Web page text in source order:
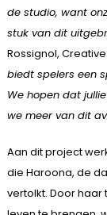
de studio, want
stuk van dit
Rossignol,
biedt spelers een
We hopen dat
we meer van dit
Aan dit project
die Haroona, de
vertolkt. Door